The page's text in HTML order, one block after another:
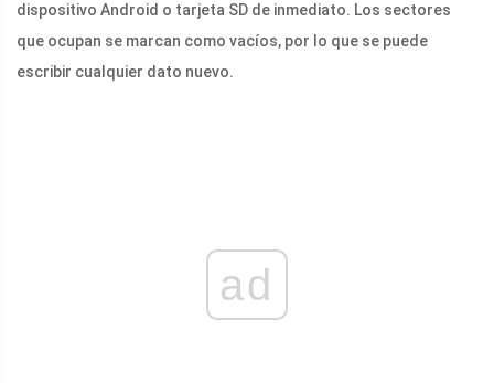
dispositivo Android o tarjeta SD de inmediato. Los sectores
que ocupan se marcan como vacíos, por lo que se puede
escribir cualquier dato nuevo.
ad